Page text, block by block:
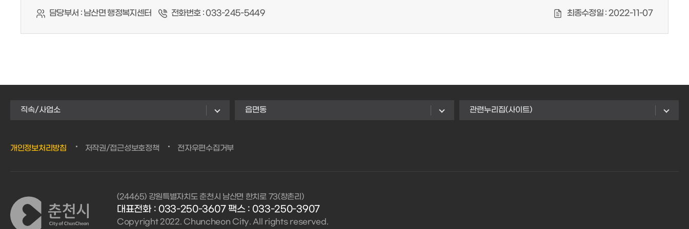
담당부서 :남산면 행정복지센터 전화번호 :033-245-5449 최종수정일 : 2022-11-07
직속/사업소 읍면동 관련누리집(사이트)
개인정보처리방침 저작권/접근성보호정책 전자우편수집거부
(24465) 강원특별자치도 춘천시 남산면 한치로 73(창촌리)
대표전화 : 033-250-3607 팩스 : 033-250-3907
Copyright 2022. Chuncheon City. All rights reserved.